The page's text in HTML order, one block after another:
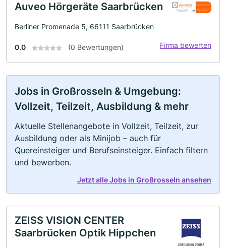
Auveo Hörgeräte Saarbrücken
Berliner Promenade 5, 66111 Saarbrücken
0.0 (0 Bewertungen) Firma bewerten
Jobs in Großrosseln & Umgebung:
Vollzeit, Teilzeit, Ausbildung & mehr
Aktuelle Stellenangebote in Vollzeit, Teilzeit, zur
Ausbildung oder als Minijob – auch für
Quereinsteiger und Berufseinsteiger. Einfach filtern
und bewerben.
Jetzt alle Jobs in Großrosseln ansehen
ZEISS VISION CENTER
Saarbrücken Optik Hippchen